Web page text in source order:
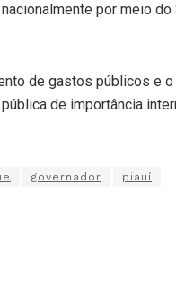
por meio do
de gastos públicos e
de importância
governador piauí